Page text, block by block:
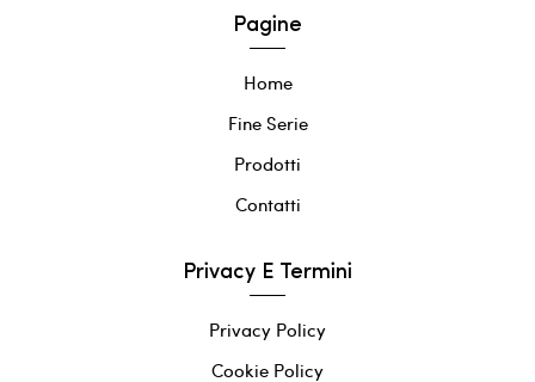
Pagine
Home
Fine Serie
Prodotti
Contatti
Privacy E Termini
Privacy Policy
Cookie Policy